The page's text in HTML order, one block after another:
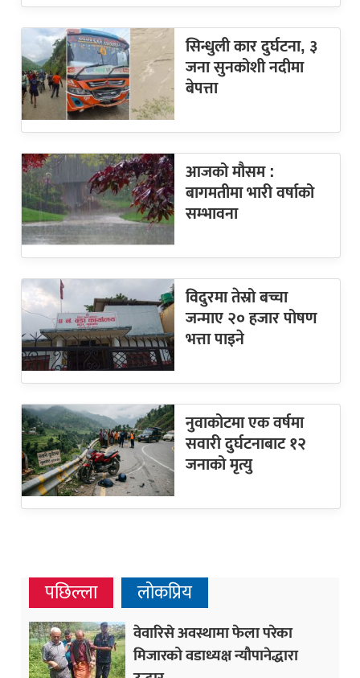
सिन्धुली कार दुर्घटना, ३
जना सुनकोशी नदीमा
बेपत्ता
आजको मौसम :
बागमतीमा भारी वर्षाको
सम्भावना
विदुरमा तेस्रो बच्चा
जन्माए २० हजार पोषण
भत्ता पाइने
नुवाकोटमा एक वर्षमा
सवारी दुर्घटनाबाट १२
जनाको मृत्यु
पछिल्ला लोकप्रिय
वेवारिसे अवस्थामा फेला परेका
मिजारको वडाध्यक्ष न्यौपानेद्धारा